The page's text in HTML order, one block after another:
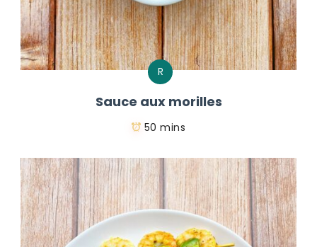
R
Sauce aux morilles
50 mins